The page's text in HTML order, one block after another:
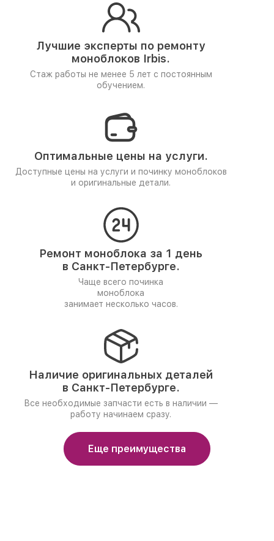
Лучшие эксперты по ремонту
моноблоков Irbis.
Стаж работы не менее 5 лет с постоянным
обучением.
Оптимальные цены на услуги.
Доступные цены на услуги и починку моноблоков
и оригинальные детали.
Ремонт моноблока за 1 день
в Санкт-Петербурге.
Чаще всего починка
моноблока
занимает несколько часов.
Наличие оригинальных деталей
в Санкт-Петербурге.
Все необходимые запчасти есть в наличии —
работу начинаем сразу.
Еще преимущества